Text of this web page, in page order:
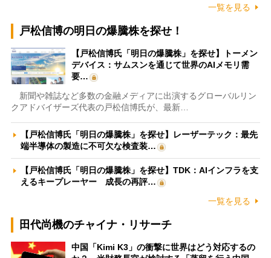
一覧を見る
戸松信博の明日の爆騰株を探せ！
【戸松信博氏「明日の爆騰株」を探せ】トーメン
デバイス：サムスンを通じて世界のAIメモリ需
要…
新聞や雑誌など多数の金融メディアに出演するグローバルリン
クアドバイザーズ代表の戸松信博氏が、最新…
【戸松信博氏「明日の爆騰株」を探せ】レーザーテック：最先
端半導体の製造に不可欠な検査装…
【戸松信博氏「明日の爆騰株」を探せ】TDK：AIインフラを支
えるキープレーヤー 成長の再評…
一覧を見る
田代尚機のチャイナ・リサーチ
中国「Kimi K3」の衝撃に世界はどう対応するの